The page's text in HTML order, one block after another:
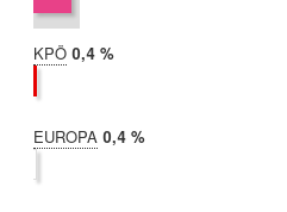
KPÖ 2019:
0,4 %
EUROPA 2019:
0,4 %